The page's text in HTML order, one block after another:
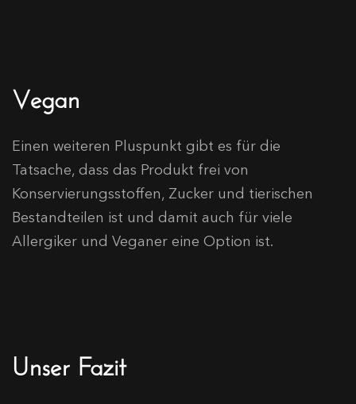
Vegan
Einen weiteren Pluspunkt gibt es für die
Tatsache, dass das Produkt frei von
Konservierungsstoffen, Zucker und tierischen
Bestandteilen ist und damit auch für viele
Allergiker und Veganer eine Option ist.
Unser Fazit